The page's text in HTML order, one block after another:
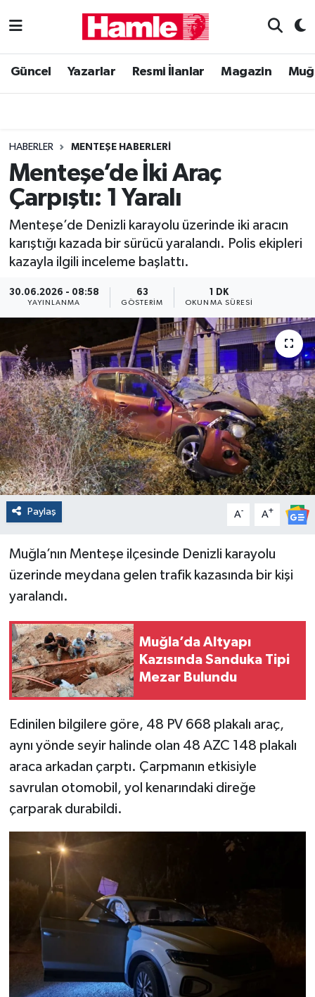
Güncel Yazarlar Resmi İlanlar Magazin
HABERLER MENTEŞE HABERLERI
Menteşe’de İki Araç
Çarpıştı: 1 Yaralı
Menteşe’de Denizli karayolu üzerinde iki aracın
karıştığı kazada bir sürücü yaralandı. Polis ekipleri
kazayla ilgili inceleme başlattı.
30.06.2026 - 08:58
YAYINLANMA
63
GÖSTERIM
1 DK
OKUNMA SÜRESI
Paylaş A- A+
Muğla’nın Menteşe ilçesinde Denizli karayolu
üzerinde meydana gelen trafik kazasında bir kişi
yaralandı.
Muğla’da Altyapı
Kazısında Sanduka Tipi
Mezar Bulundu
Edinilen bilgilere göre, 48 PV 668 plakalı araç,
aynı yönde seyir halinde olan 48 AZC 148 plakalı
araca arkadan çarptı. Çarpmanın etkisiyle
savrulan otomobil, yol kenarındaki direğe
çarparak durabildi.
Güncel
Muğla Haber
Siyaset
Muğla Nöbetçi Eczaneler
Muğla Trafik Yoğunluk Haritası
Süper Lig Puan Durumu ve Fikstür
Tüm Manşetler
Son Dakika Haberleri
Haber Arşivi